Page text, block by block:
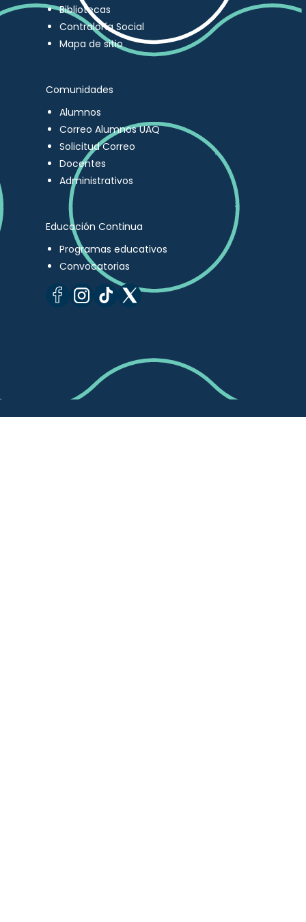
Bibliotecas
Contraloría Social
Mapa de sitio
Comunidades
Alumnos
Correo Alumnos UAQ
Solicitud Correo
Docentes
Administrativos
Educación Continua
Programas educativos
Convocatorias